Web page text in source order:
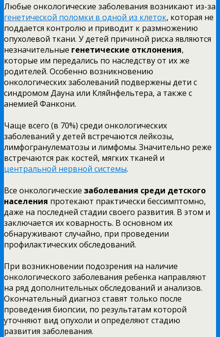
Любые онкологические заболевания возникают из-за
генетической поломки в одной из клеток, которая не
поддается контролю и приводит к размножению
опухолевой ткани. У детей причиной риска являются
незначительные генетические отклонения,
которые им передались по наследству от их же
родителей. Особенно возникновению
онкологических заболеваний подвержены дети с
синдромом Дауна или Кляйнфельтера, а также с
анемией Фанкони.
Чаще всего (в 70%) среди онкологических
заболеваний у детей встречаются лейкозы,
лимфогранулематозы и лимфомы. Значительно реже
встречаются рак костей, мягких тканей и
центральной нервной системы.
Все онкологические заболевания среди детского
населения протекают практически бессимптомно,
даже на последней стадии своего развития. В этом и
заключается их коварность. В основном их
обнаруживают случайно, при проведении
профилактических обследований.
При возникновении подозрения на наличие
онкологического заболевания ребенка направляют
на ряд дополнительных обследований и анализов.
Окончательный диагноз ставят только после
проведения биопсии, по результатам которой
уточняют вид опухоли и определяют стадию
развития заболевания.